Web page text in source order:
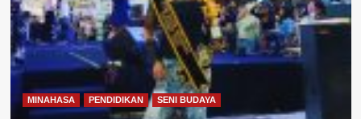
MINAHASA PENDIDIKAN SENI BUDAYA